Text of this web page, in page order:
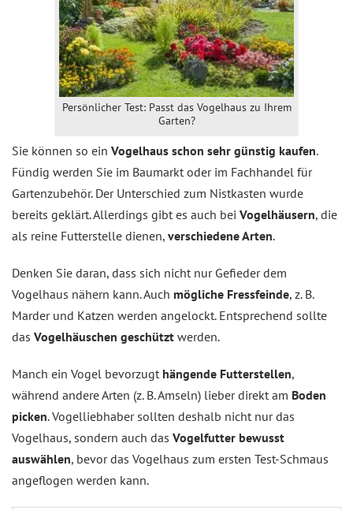
Persönlicher Test: Passt das Vogelhaus zu Ihrem
Garten?
Sie können so ein Vogelhaus schon sehr günstig kaufen.
Fündig werden Sie im Baumarkt oder im Fachhandel für
Gartenzubehör. Der Unterschied zum Nistkasten wurde
bereits geklärt. Allerdings gibt es auch bei Vogelhäusern, die
als reine Futterstelle dienen, verschiedene Arten.
Denken Sie daran, dass sich nicht nur Gefieder dem
Vogelhaus nähern kann. Auch mögliche Fressfeinde, z. B.
Marder und Katzen werden angelockt. Entsprechend sollte
das Vogelhäuschen geschützt werden.
Manch ein Vogel bevorzugt hängende Futterstellen,
während andere Arten (z. B. Amseln) lieber direkt am Boden
picken. Vogelliebhaber sollten deshalb nicht nur das
Vogelhaus, sondern auch das Vogelfutter bewusst
auswählen, bevor das Vogelhaus zum ersten Test-Schmaus
angeflogen werden kann.